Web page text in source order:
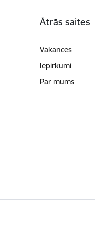
Ātrās saites
Vakances
Iepirkumi
Par mums